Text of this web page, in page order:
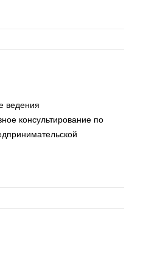
ведения
консультирование по